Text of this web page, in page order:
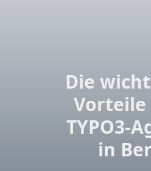
Die
TYPO3-
in